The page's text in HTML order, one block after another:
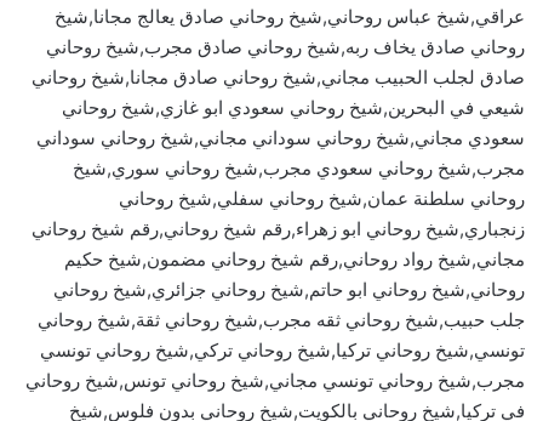
عراقي,شيخ عباس روحاني,شيخ روحاني صادق يعالج مجانا,شيخ
روحاني صادق يخاف ربه,شيخ روحاني صادق مجرب,شيخ روحاني
صادق لجلب الحبيب مجاني,شيخ روحاني صادق مجانا,شيخ روحاني
شيعي في البحرين,شيخ روحاني سعودي ابو غازي,شيخ روحاني
سعودي مجاني,شيخ روحاني سوداني مجاني,شيخ روحاني سوداني
مجرب,شيخ روحاني سعودي مجرب,شيخ روحاني سوري,شيخ
روحاني سلطنة عمان,شيخ روحاني سفلي,شيخ روحاني
زنجباري,شيخ روحاني ابو زهراء,رقم شيخ روحاني,رقم شيخ روحاني
مجاني,شيخ رواد روحاني,رقم شيخ روحاني مضمون,شيخ حكيم
روحاني,شيخ روحاني ابو حاتم,شيخ روحاني جزائري,شيخ روحاني
جلب حبيب,شيخ روحاني ثقه مجرب,شيخ روحاني ثقة,شيخ روحاني
تونسي,شيخ روحاني تركيا,شيخ روحاني تركي,شيخ روحاني تونسي
مجرب,شيخ روحاني تونسي مجاني,شيخ روحاني تونس,شيخ روحاني
في تركيا,شيخ روحاني بالكويت,شيخ روحاني بدون فلوس,شيخ